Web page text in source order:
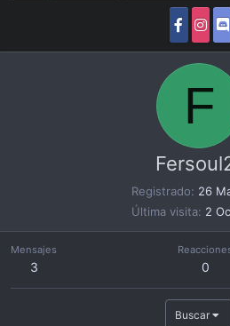
F
Registrado
26
Última visita 2
Mensajes
3 0
Buscar